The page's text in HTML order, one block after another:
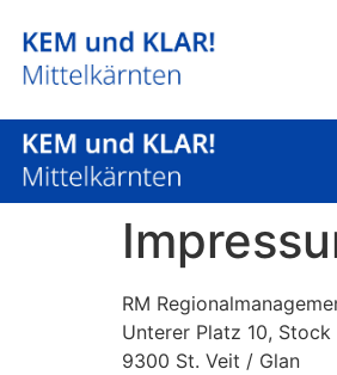
RM
Unterer Platz 10, Stock
9300 St. Veit / Glan